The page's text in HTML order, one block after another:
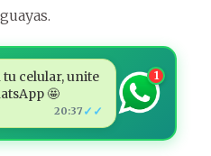
tu celular, unite
🤩
20:37 ✓✓
1